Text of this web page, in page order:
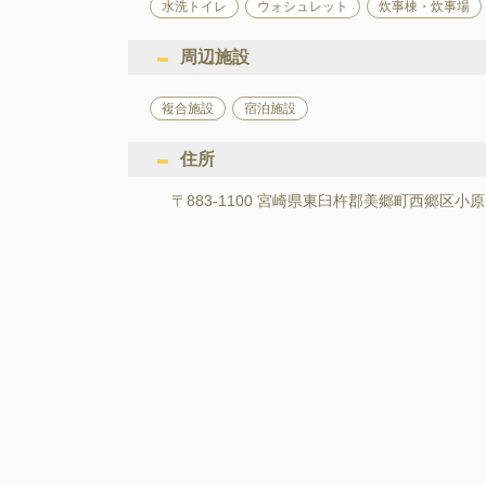
水洗トイレ ウォシュレット 炊事棟・炊事場
周辺施設
複合施設 宿泊施設
住所
〒883-1100 宮崎県東臼杵郡美郷町西郷区小原